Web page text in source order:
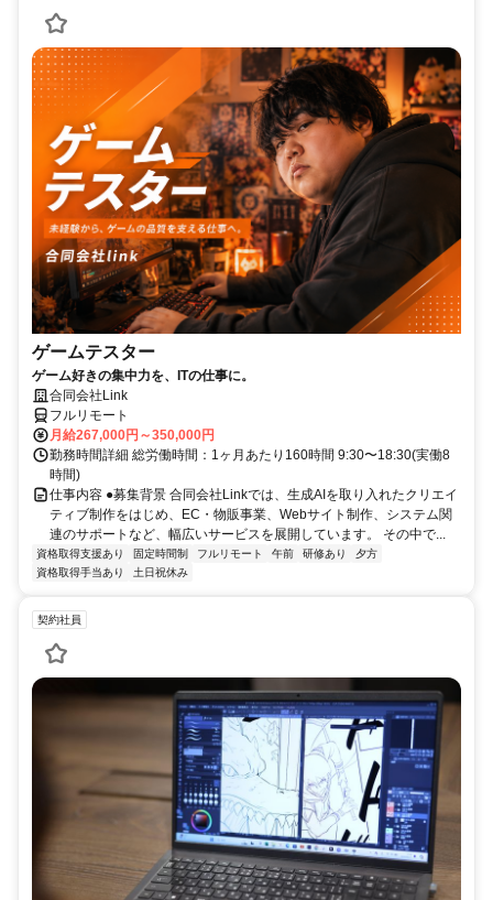
ゲームテスター
ゲーム好きの集中力を、ITの仕事に。
合同会社Link
フルリモート
月給267,000円～350,000円
勤務時間詳細 総労働時間：1ヶ月あたり160時間 9:30〜18:30(実働8
時間)
仕事内容 ●募集背景 合同会社Linkでは、生成AIを取り入れたクリエイ
ティブ制作をはじめ、EC・物販事業、Webサイト制作、システム関
連のサポートなど、幅広いサービスを展開しています。 その中で...
資格取得支援あり 固定時間制 フルリモート 午前 研修あり
夕方
資格取得手当あり
土日祝休み
契約社員